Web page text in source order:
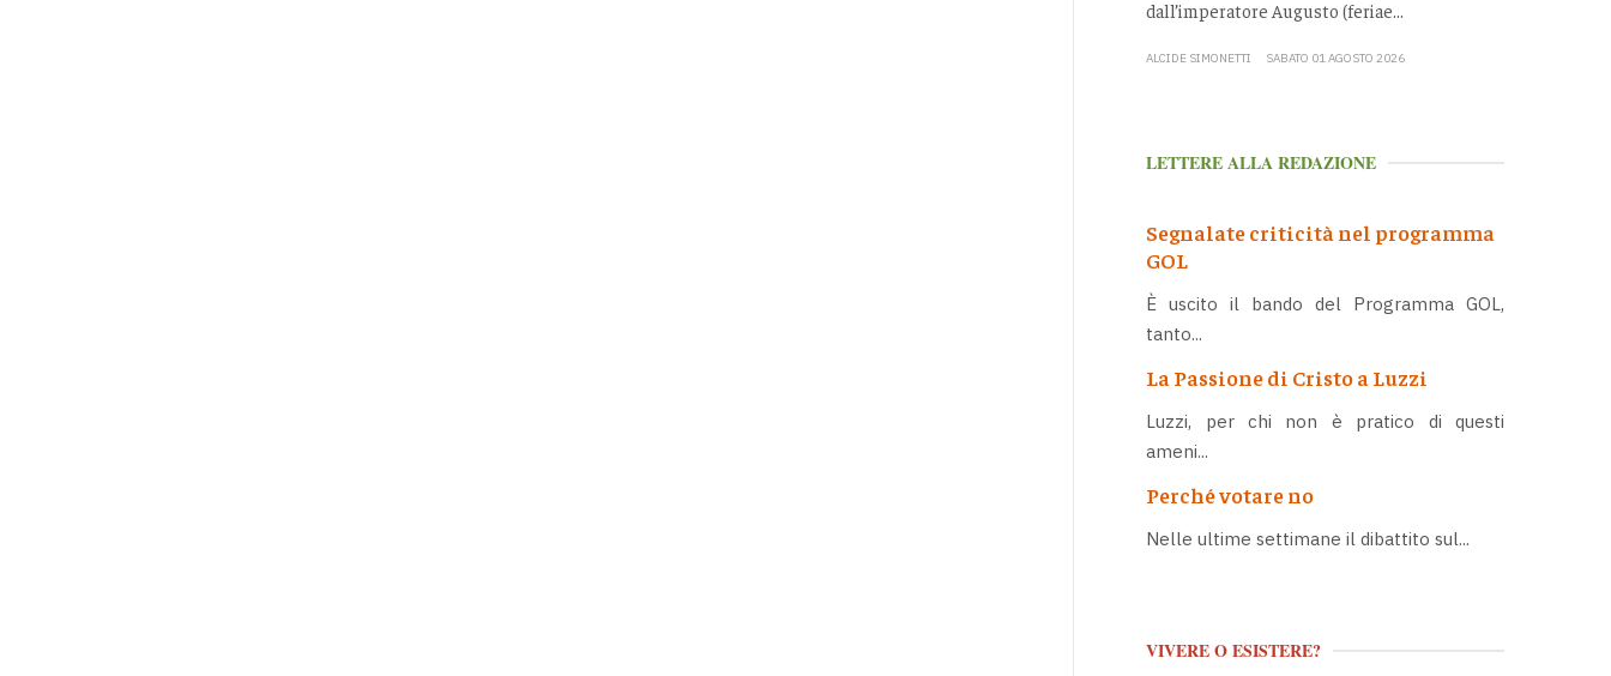
dall’imperatore Augusto (feriae...
ALCIDE SIMONETTI SABATO 01 AGOSTO 2026
LETTERE ALLA REDAZIONE
Segnalate criticità nel programma
GOL
È uscito il bando del Programma GOL,
tanto...
La Passione di Cristo a Luzzi
Luzzi, per chi non è pratico di questi
ameni...
Perché votare no
Nelle ultime settimane il dibattito sul...
VIVERE O ESISTERE?